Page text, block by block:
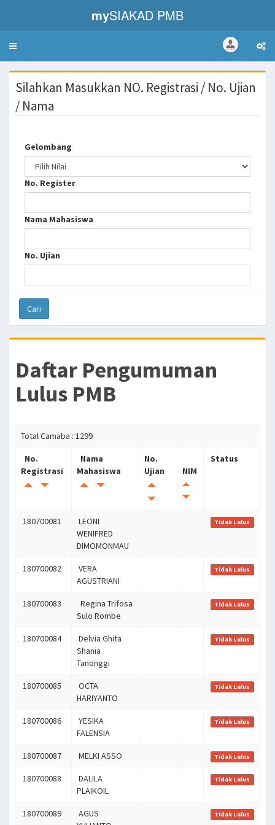
mySIAKAD PMB
Toggle
Silahkan Masukkan NO. Registrasi / No. Ujian
/ Nama
Gelombang
No. Register
Nama Mahasiswa
No. Ujian
Daftar Pengumuman
Lulus PMB
Total Camaba : 1299
No.
Registrasi
Nama
Mahasiswa
No.
Ujian
NIM
Status
180700081
LEONI
WENIFRED
DIMOMONMAU
Tidak Lulus
180700082
VERA
AGUSTRIANI
Tidak Lulus
180700083
Regina Trifosa
Sulo Rombe
Tidak Lulus
180700084
Delvia Ghita
Shania
Tanonggi
Tidak Lulus
180700085
OCTA
HARIYANTO
Tidak Lulus
180700086
YESIKA
FALENSIA
Tidak Lulus
180700087 MELKI ASSO Tidak Lulus
180700088
DALILA
PLAIKOIL
Tidak Lulus
180700089
AGUS
Tidak Lulus